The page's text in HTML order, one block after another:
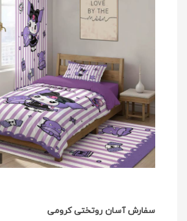
سفارش آسان روتختی کرومی